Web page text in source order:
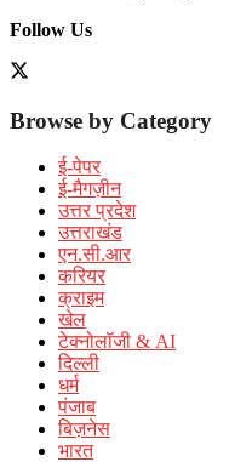
Follow Us
Browse by Category
ई-पेपर
ई-मैगज़ीन
उत्तर प्रदेश
उत्तराखंड
एन.सी.आर
करियर
क्राइम
खेल
टेक्नोलॉजी & AI
दिल्ली
धर्म
पंजाब
बिज़नेस
भारत